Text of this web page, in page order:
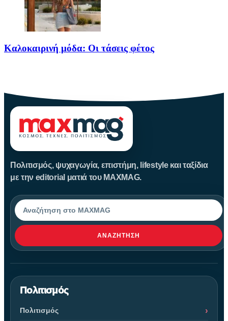
Καλοκαιρινή μόδα: Οι τάσεις φέτος
Πολιτισμός, ψυχαγωγία, επιστήμη, lifestyle και ταξίδια
με την editorial ματιά του MAXMAG.
Αναζήτηση
ΑΝΑΖΉΤΗΣΗ
Πολιτισμός
Πολιτισμός